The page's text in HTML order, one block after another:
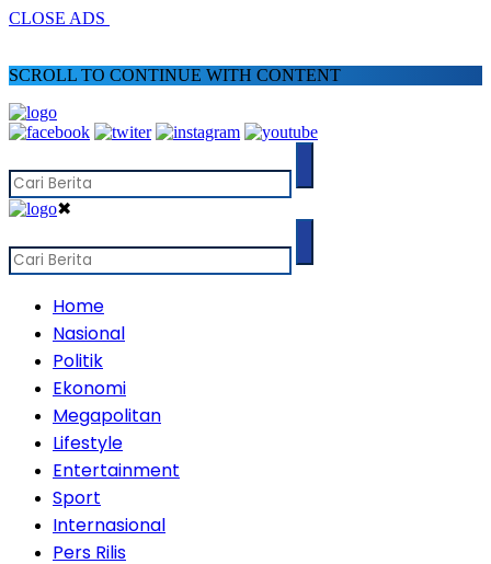
CLOSE ADS
SCROLL TO CONTINUE WITH CONTENT
✖
Home
Nasional
Politik
Ekonomi
Megapolitan
Lifestyle
Entertainment
Sport
Internasional
Pers Rilis